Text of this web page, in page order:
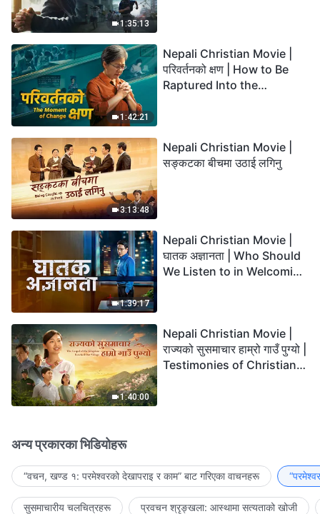
1:35:13
1:42:21
Nepali Christian Movie |
परिवर्तनको क्षण | How to Be
Raptured Into the
3:13:48
Nepali Christian Movie |
सङ्कटका बीचमा उठाई लगिनु
1:39:17
Nepali Christian Movie |
घातक अज्ञानता | Who Should
We Listen to in Welcoming
1:40:00
Nepali Christian Movie |
राज्यको सुसमाचार हाम्रो गाउँ पुग्यो |
Testimonies of Christians
अन्य प्रकारका भिडियोहरू
“वचन, खण्ड १: परमेश्‍वरको देखापराइ र काम” बाट गरिएका वाचनहरू
सुसमाचारीय चलचित्रहरू प्रवचन श्रृङ्खला: आस्थामा सत्यताको खोजी